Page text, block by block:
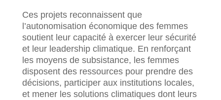
Ces projets reconnaissent que
l’autonomisation économique des femmes
soutient leur capacité à exercer leur sécurité
et leur leadership climatique. En renforçant
les moyens de subsistance, les femmes
disposent des ressources pour prendre des
décisions, participer aux institutions locales,
et mener les solutions climatiques dont leurs